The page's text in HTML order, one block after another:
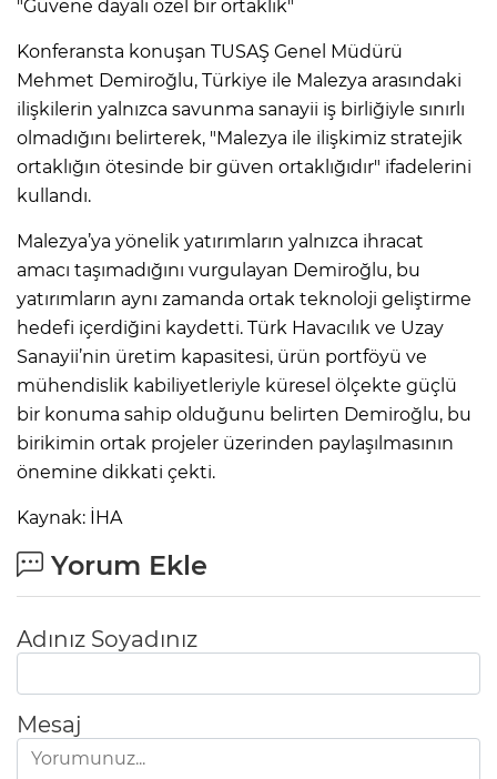
"Güvene dayalı özel bir ortaklık"
Konferansta konuşan TUSAŞ Genel Müdürü
Mehmet Demiroğlu, Türkiye ile Malezya arasındaki
ilişkilerin yalnızca savunma sanayii iş birliğiyle sınırlı
olmadığını belirterek, "Malezya ile ilişkimiz stratejik
ortaklığın ötesinde bir güven ortaklığıdır" ifadelerini
kullandı.
Malezya’ya yönelik yatırımların yalnızca ihracat
amacı taşımadığını vurgulayan Demiroğlu, bu
yatırımların aynı zamanda ortak teknoloji geliştirme
hedefi içerdiğini kaydetti. Türk Havacılık ve Uzay
Sanayii’nin üretim kapasitesi, ürün portföyü ve
mühendislik kabiliyetleriyle küresel ölçekte güçlü
bir konuma sahip olduğunu belirten Demiroğlu, bu
birikimin ortak projeler üzerinden paylaşılmasının
önemine dikkati çekti.
Kaynak: İHA
Yorum Ekle
Adınız Soyadınız
Mesaj